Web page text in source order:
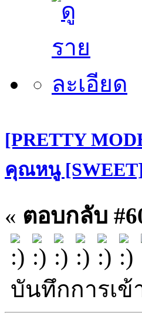
[PRETTY
คุณหนู
« ตอบกลับ
บันทึกการเข้